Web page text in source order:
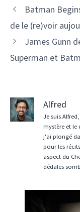
Batman
de le (re)voir
James Gunn
Superman et
Alfred
Je suis
mystère et le
j'ai plongé
pour les
aspect du
dédales